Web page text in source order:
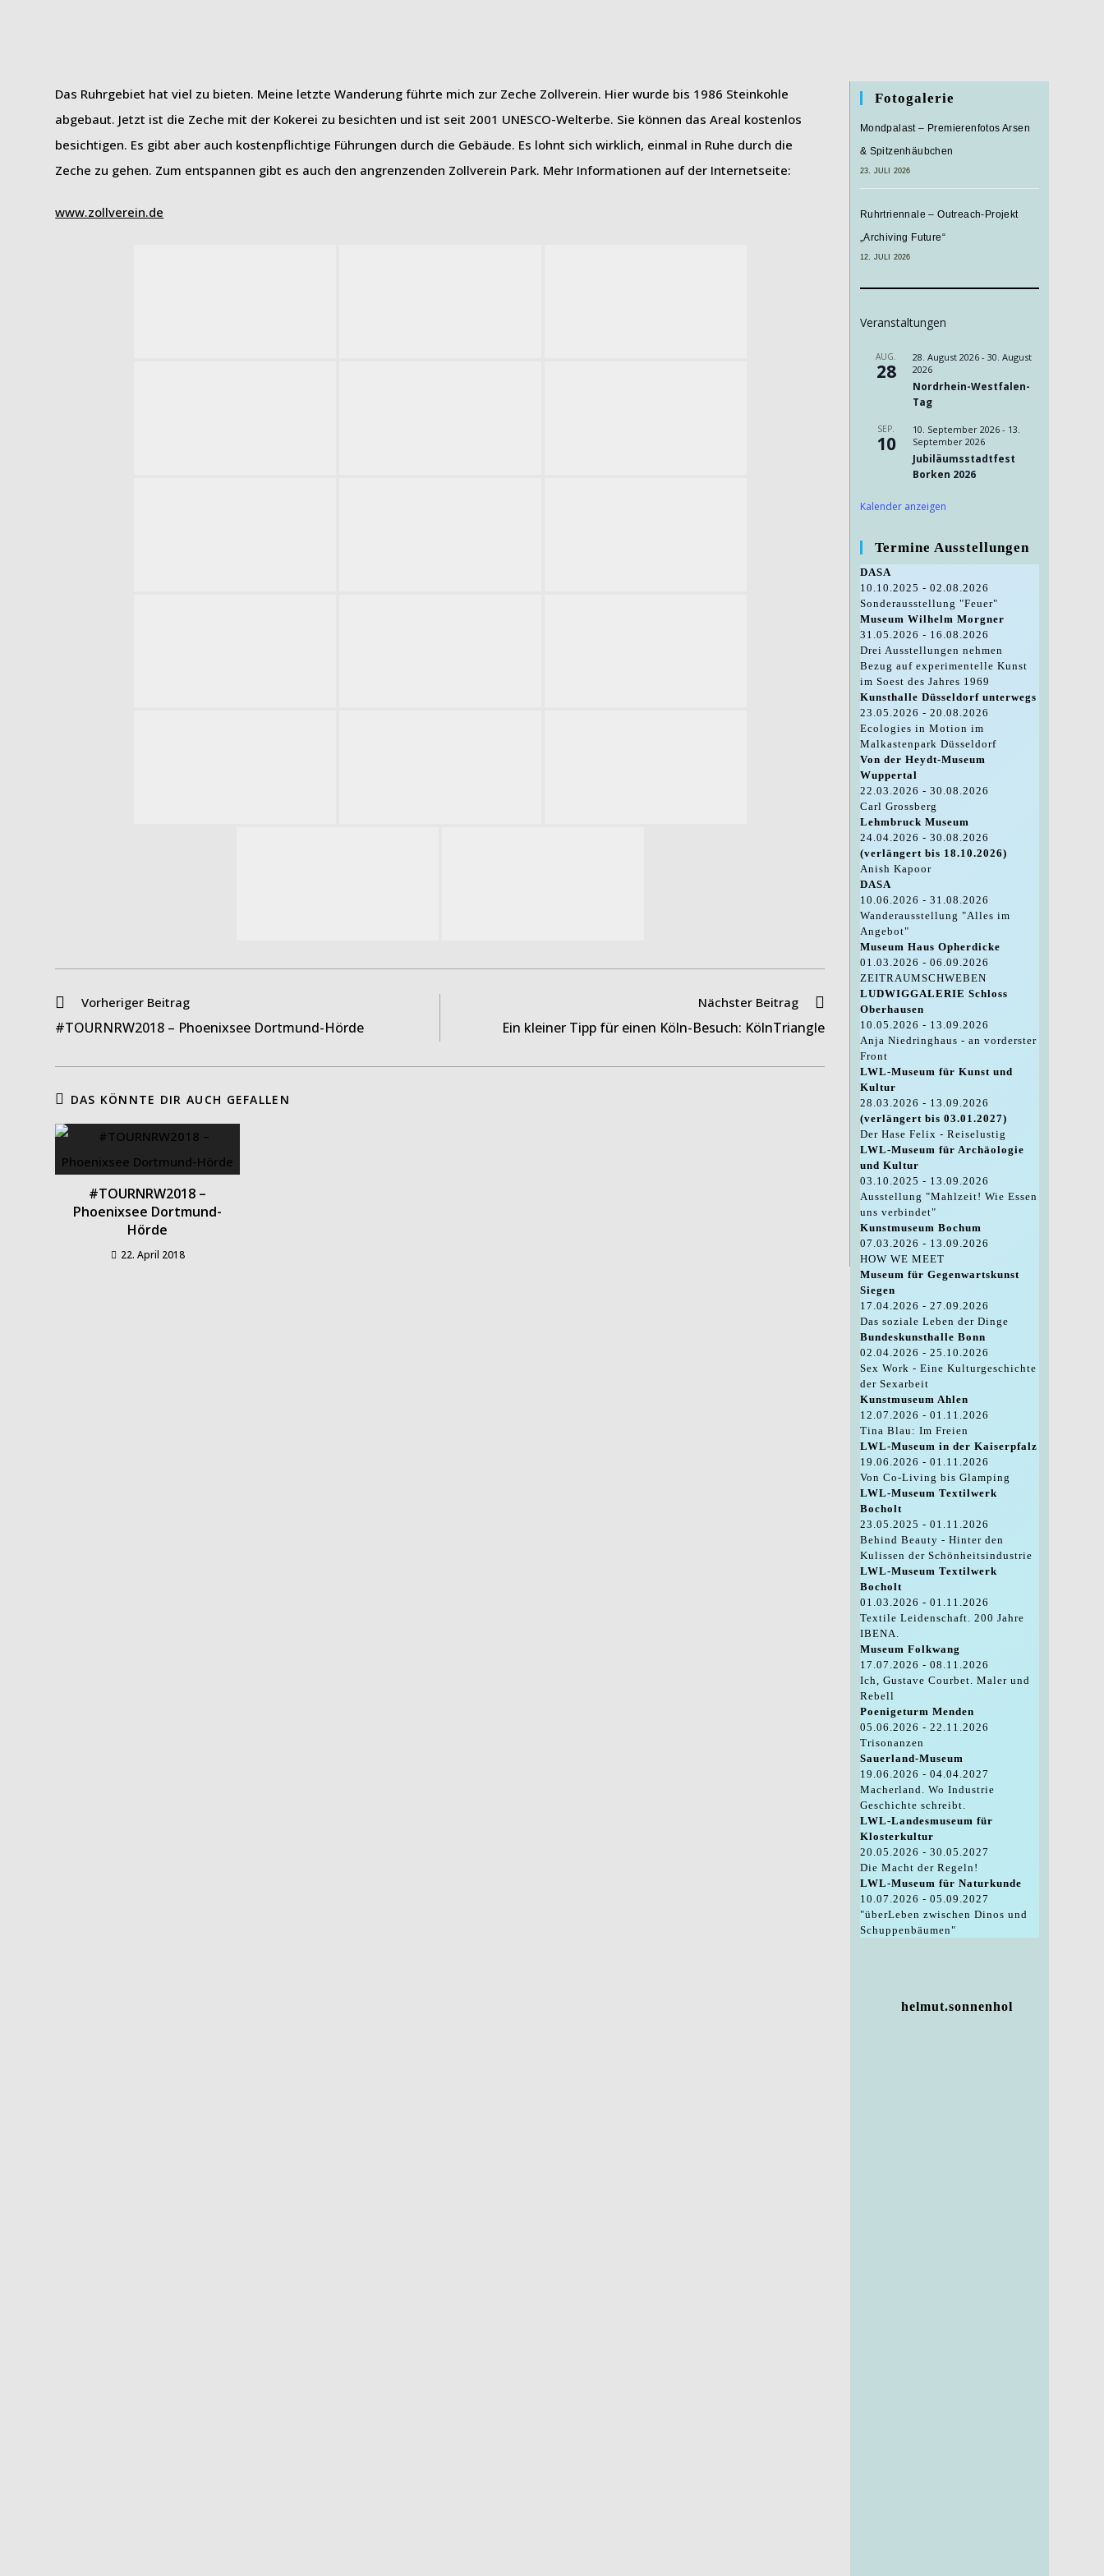
Das Ruhrgebiet hat viel zu bieten. Meine letzte Wanderung führte mich zur Zeche Zollverein. Hier wurde bis 1986 Steinkohle
abgebaut. Jetzt ist die Zeche mit der Kokerei zu besichten und ist seit 2001 UNESCO-Welterbe. Sie können das Areal kostenlos
besichtigen. Es gibt aber auch kostenpflichtige Führungen durch die Gebäude. Es lohnt sich wirklich, einmal in Ruhe durch die
Zeche zu gehen. Zum entspannen gibt es auch den angrenzenden Zollverein Park. Mehr Informationen auf der Internetseite:
www.zollverein.de
Weitere
ansehen
Vorheriger Beitrag
#TOURNRW2018 – Phoenixsee Dortmund-Hörde
Nächster Beitrag
Ein kleiner Tipp für einen Köln-Besuch: KölnTriangle
DAS KÖNNTE DIR AUCH GEFALLEN
#TOURNRW2018 –
Phoenixsee Dortmund-
Hörde
22. April 2018
Fotogalerie
Mondpalast – Premierenfotos Arsen
& Spitzenhäubchen
23. JULI 2026
Ruhrtriennale – Outreach-Projekt
„Archiving Future“
12. JULI 2026
Veranstaltungen
AUG.
28
28. August 2026- 30. August
2026
Nordrhein-Westfalen-
Tag
SEP.
10
10. September 2026- 13.
September 2026
Jubiläumsstadtfest
Borken 2026
Kalender anzeigen
Termine Ausstellungen
DASA
10.10.2025 - 02.08.2026
Sonderausstellung "Feuer"
Museum Wilhelm Morgner
31.05.2026 - 16.08.2026
Drei Ausstellungen nehmen
Bezug auf experimentelle Kunst
im Soest des Jahres 1969
Kunsthalle Düsseldorf unterwegs
23.05.2026 - 20.08.2026
Ecologies in Motion im
Malkastenpark Düsseldorf
Von der Heydt-Museum
Wuppertal
22.03.2026 - 30.08.2026
Carl Grossberg
Lehmbruck Museum
24.04.2026 - 30.08.2026
(verlängert bis 18.10.2026)
Anish Kapoor
DASA
10.06.2026 - 31.08.2026
Wanderausstellung "Alles im
Angebot"
Museum Haus Opherdicke
01.03.2026 - 06.09.2026
ZEITRAUMSCHWEBEN
LUDWIGGALERIE Schloss
Oberhausen
10.05.2026 - 13.09.2026
Anja Niedringhaus - an vorderster
Front
LWL-Museum für Kunst und
Kultur
28.03.2026 - 13.09.2026
(verlängert bis 03.01.2027)
Der Hase Felix - Reiselustig
LWL-Museum für Archäologie
und Kultur
03.10.2025 - 13.09.2026
Ausstellung "Mahlzeit! Wie Essen
uns verbindet"
Kunstmuseum Bochum
07.03.2026 - 13.09.2026
HOW WE MEET
Museum für Gegenwartskunst
Siegen
17.04.2026 - 27.09.2026
Das soziale Leben der Dinge
Bundeskunsthalle Bonn
02.04.2026 - 25.10.2026
Sex Work - Eine Kulturgeschichte
der Sexarbeit
Kunstmuseum Ahlen
12.07.2026 - 01.11.2026
Tina Blau: Im Freien
LWL-Museum in der Kaiserpfalz
19.06.2026 - 01.11.2026
Von Co-Living bis Glamping
LWL-Museum Textilwerk
Bocholt
23.05.2025 - 01.11.2026
Behind Beauty - Hinter den
Kulissen der Schönheitsindustrie
LWL-Museum Textilwerk
Bocholt
01.03.2026 - 01.11.2026
Textile Leidenschaft. 200 Jahre
IBENA.
Museum Folkwang
17.07.2026 - 08.11.2026
Ich, Gustave Courbet. Maler und
Rebell
Poenigeturm Menden
05.06.2026 - 22.11.2026
Trisonanzen
Sauerland-Museum
19.06.2026 - 04.04.2027
Macherland. Wo Industrie
Geschichte schreibt.
LWL-Landesmuseum für
Klosterkultur
20.05.2026 - 30.05.2027
Die Macht der Regeln!
LWL-Museum für Naturkunde
10.07.2026 - 05.09.2027
"überLeben zwischen Dinos und
Schuppenbäumen"
helmut.sonnenhol